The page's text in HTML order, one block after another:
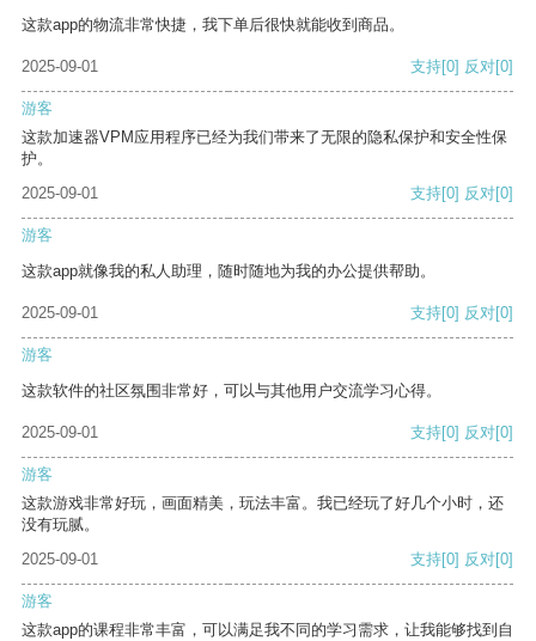
这款app的物流非常快捷，我下单后很快就能收到商品。
2025-09-01 支持[0] 反对[0]
游客
这款加速器VPM应用程序已经为我们带来了无限的隐私保护和安全性保
护。
2025-09-01
支持[0] 反对[0]
游客
这款app就像我的私人助理，随时随地为我的办公提供帮助。
2025-09-01 支持[0] 反对[0]
游客
这款软件的社区氛围非常好，可以与其他用户交流学习心得。
2025-09-01 支持[0] 反对[0]
游客
这款游戏非常好玩，画面精美，玩法丰富。我已经玩了好几个小时，还
没有玩腻。
2025-09-01
支持[0] 反对[0]
游客
这款app的课程非常丰富，可以满足我不同的学习需求，让我能够找到自